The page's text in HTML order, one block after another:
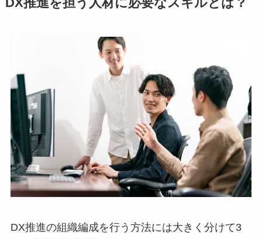
DX推進を担う人材に必要なスキルとは？
DX推進の組織編成を行う方法には大きく分けて3